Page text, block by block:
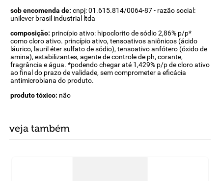
sob encomenda de: cnpj: 01.615.814/0064-87 - razão social:
unilever brasil industrial ltda
composição: princípio ativo: hipoclorito de sódio 2,86% p/p*
como cloro ativo. princípio ativo, tensoativos aniônicos (ácido
láurico, lauril éter sulfato de sódio), tensoativo anfótero (óxido de
amina), estabilizantes, agente de controle de ph, corante,
fragrância e água. *podendo chegar até 1,429% p/p de cloro ativo
ao final do prazo de validade, sem comprometer a eficácia
antimicrobiana do produto.
produto tóxico: não
veja também